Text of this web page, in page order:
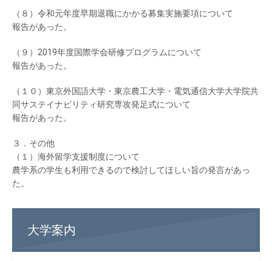
（８）令和元年度早期退職にかかる募集実施要項について
報告があった。
（９）2019年度国際学会研修プログラムについて
報告があった。
（１０）東京外国語大学・東京農工大学・電気通信大学大学院共
同サステイナビリティ研究専攻発足式について
報告があった。
３．その他
（１）海外留学支援制度について
農学系の学生も利用できるので検討してほしい旨の発言があっ
た。
大学案内